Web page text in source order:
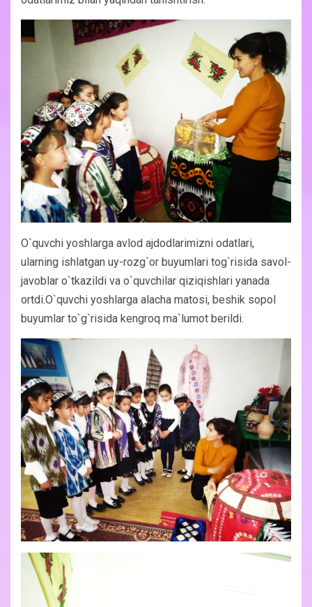
O`quvchi yoshlarga avlod ajdodlarimizni odatlari,
ularning ishlatgan uy-rozg`or buyumlari tog`risida savol-
javoblar o`tkazildi va o`quvchilar qiziqishlari yanada
ortdi.O`quvchi yoshlarga alacha matosi, beshik sopol
buyumlar to`g`risida kengroq ma`lumot berildi.